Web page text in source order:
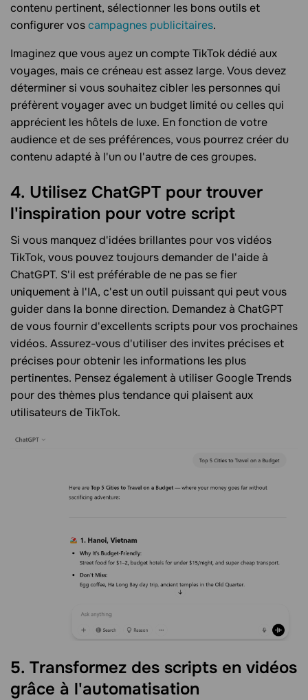
contenu pertinent, sélectionner les bons outils et
configurer voscampagnes publicitaires.
Imaginez que vous ayez un compte TikTok dédié aux
voyages, mais ce créneau est assez large. Vous devez
déterminer si vous souhaitez cibler les personnes qui
préfèrent voyager avec un budget limité ou celles qui
apprécient les hôtels de luxe. En fonction de votre
audience et de ses préférences, vous pourrez créer du
contenu adapté à l'un ou l'autre de ces groupes.
4. Utilisez ChatGPT pour trouver
l'inspiration pour votre script
Si vous manquez d'idées brillantes pour vos vidéos
TikTok, vous pouvez toujours demander de l'aide à
ChatGPT. S'il est préférable de ne pas se fier
uniquement à l'IA, c'est un outil puissant qui peut vous
guider dans la bonne direction. Demandez à ChatGPT
de vous fournir d'excellents scripts pour vos prochaines
vidéos. Assurez-vous d'utiliser des invites précises et
précises pour obtenir les informations les plus
pertinentes. Pensez également à utiliser Google Trends
pour des thèmes plus tendance qui plaisent aux
utilisateurs de TikTok.
5. Transformez des scripts en vidéos
grâce à l'automatisation